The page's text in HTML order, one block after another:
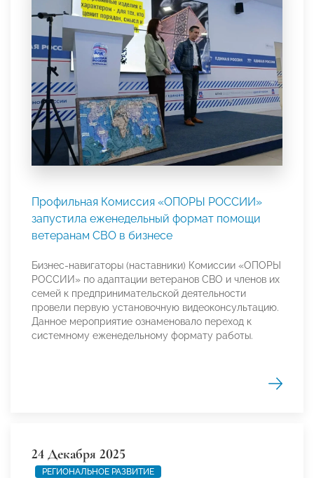
Профильная Комиссия «ОПОРЫ РОССИИ»
запустила еженедельный формат помощи
ветеранам СВО в бизнесе
Бизнес-навигаторы (наставники) Комиссии «ОПОРЫ
РОССИИ» по адаптации ветеранов СВО и членов их
семей к предпринимательской деятельности
провели первую установочную видеоконсультацию.
Данное мероприятие ознаменовало переход к
системному еженедельному формату работы.
24 Декабря 2025
РЕГИОНАЛЬНОЕ РАЗВИТИЕ